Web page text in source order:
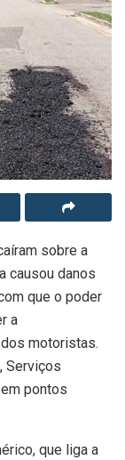
sobre a
causou danos
que o poder
a
motoristas.
Serviços
pontos
que liga a